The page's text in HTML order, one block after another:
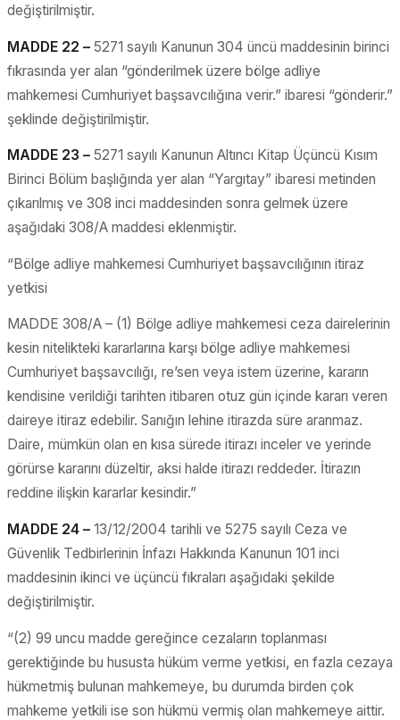
değiştirilmiştir.
MADDE 22 – 5271 sayılı Kanunun 304 üncü maddesinin birinci
fıkrasında yer alan “gönderilmek üzere bölge adliye
mahkemesi Cumhuriyet başsavcılığına verir.” ibaresi “gönderir.”
şeklinde değiştirilmiştir.
MADDE 23 – 5271 sayılı Kanunun Altıncı Kitap Üçüncü Kısım
Birinci Bölüm başlığında yer alan “Yargıtay” ibaresi metinden
çıkarılmış ve 308 inci maddesinden sonra gelmek üzere
aşağıdaki 308/A maddesi eklenmiştir.
“Bölge adliye mahkemesi Cumhuriyet başsavcılığının itiraz
yetkisi
MADDE 308/A – (1) Bölge adliye mahkemesi ceza dairelerinin
kesin nitelikteki kararlarına karşı bölge adliye mahkemesi
Cumhuriyet başsavcılığı, re’sen veya istem üzerine, kararın
kendisine verildiği tarihten itibaren otuz gün içinde kararı veren
daireye itiraz edebilir. Sanığın lehine itirazda süre aranmaz.
Daire, mümkün olan en kısa sürede itirazı inceler ve yerinde
görürse kararını düzeltir, aksi halde itirazı reddeder. İtirazın
reddine ilişkin kararlar kesindir.”
MADDE 24 – 13/12/2004 tarihli ve 5275 sayılı Ceza ve
Güvenlik Tedbirlerinin İnfazı Hakkında Kanunun 101 inci
maddesinin ikinci ve üçüncü fıkraları aşağıdaki şekilde
değiştirilmiştir.
“(2) 99 uncu madde gereğince cezaların toplanması
gerektiğinde bu hususta hüküm verme yetkisi, en fazla cezaya
hükmetmiş bulunan mahkemeye, bu durumda birden çok
mahkeme yetkili ise son hükmü vermiş olan mahkemeye aittir.